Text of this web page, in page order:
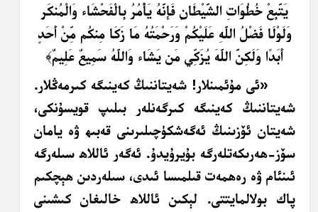
يَتَّبِعْ خُطُوَاتِ الشَّيْطَانِ فَإِنَّهُ يَأْمُرُ بِالْفَحْشَاء وَالْمُنكَرِ
وَلَوْلَا فَضْلُ اللَّهِ عَلَيْكُمْ وَرَحْمَتُهُ مَا زَكَا مِنكُم مِّنْ أَحَدٍ
أَبَدًا وَلَكِنَّ اللَّهَ يُزَكِّي مَن يَشَاء وَاللَّهُ سَمِيعٌ عَلِيمٌ﴾
«ئى مۇئمىنلار! شەيتاننىڭ كەينىگە كىرمەڭلار.
شەيتاننىڭ كەينىگە كىرگەنلەر بىلىپ قويسۇنكى،
شەيتان ئۆزىنىڭ ئەگەشكۈچىلىرىنى قەبىھ ۋە يامان
سۆز-ھەرىكەتلەرگە بۇيرۇيدۇ. ئەگەر ئاللاھ سىلەرگە
ئىنئام ۋە رەھمەت قىلمىسا ئىدى، سىلەردىن ھېچكىم
پاك بولالمايتتى. لېكىن ئاللاھ خالىغان كىشىنى